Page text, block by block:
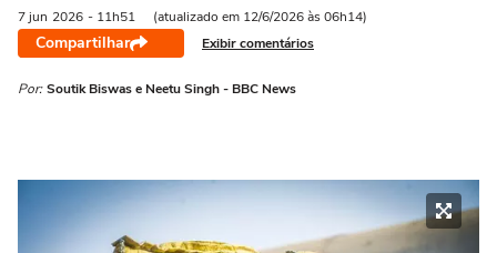
7 jun 2026 - 11h51 (atualizado em 12/6/2026 às 06h14)
Compartilhar Exibir comentários
Por: Soutik Biswas e Neetu Singh - BBC News